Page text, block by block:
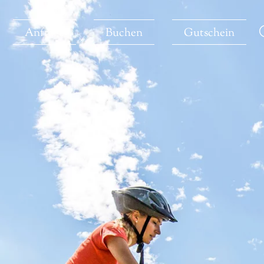
Anfrage Buchen Gutschein